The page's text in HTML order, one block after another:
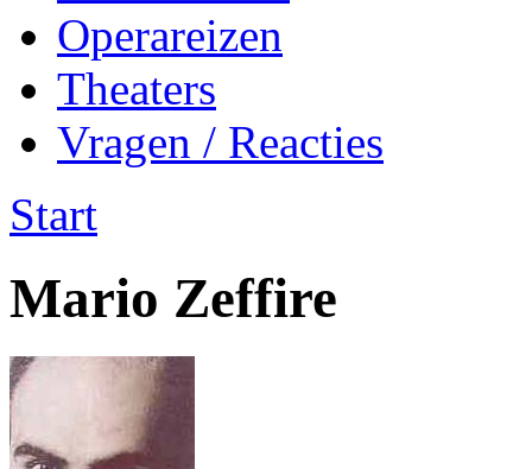
Operareizen
Theaters
Vragen / Reacties
Start
Mario Zeffire